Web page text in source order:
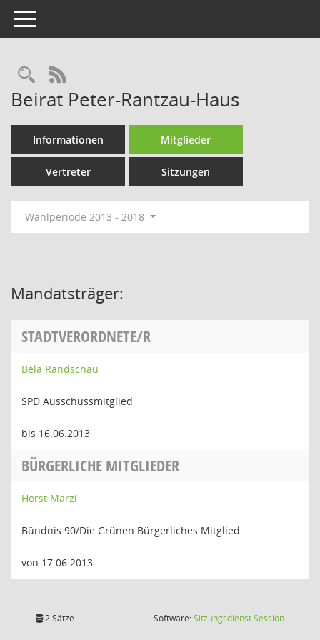
Toggle navigation
Rechercheauswahl
RSS-Feed
Beirat Peter-Rantzau-Haus
Informationen Mitglieder
Vertreter Sitzungen
Wahlperiode 2013 - 2018
Mandatsträger:
STADTVERORDNETE/R
Béla Randschau
SPD Ausschussmitglied
bis 16.06.2013
BÜRGERLICHE MITGLIEDER
Horst Marzi
Bündnis 90/Die Grünen Bürgerliches Mitglied
von 17.06.2013
2 Sätze Software:SitzungsdienstSession(Wird in